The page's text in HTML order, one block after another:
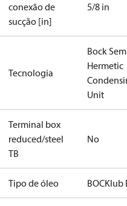
conexão de
sucção [in]
5/8 in
Tecnologia
Bock
Hermetic
Unit
Terminal box
reduced/steel
TB
No
Tipo de óleo BOCKlub